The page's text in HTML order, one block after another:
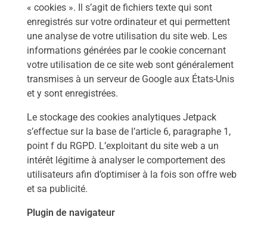
« cookies ». Il s’agit de fichiers texte qui sont
enregistrés sur votre ordinateur et qui permettent
une analyse de votre utilisation du site web. Les
informations générées par le cookie concernant
votre utilisation de ce site web sont généralement
transmises à un serveur de Google aux États-Unis
et y sont enregistrées.
Le stockage des cookies analytiques Jetpack
s’effectue sur la base de l’article 6, paragraphe 1,
point f du RGPD. L’exploitant du site web a un
intérêt légitime à analyser le comportement des
utilisateurs afin d’optimiser à la fois son offre web
et sa publicité.
Plugin de navigateur